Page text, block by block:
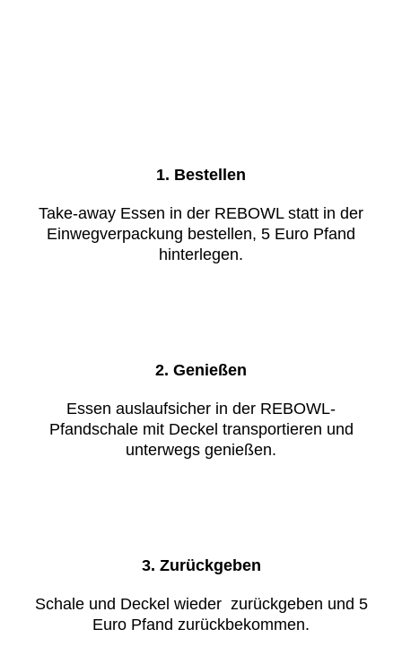
1. Bestellen
Take-away Essen in der REBOWL statt in der
Einweg­verpackung bestellen, 5 Euro Pfand
hinterlegen.
2. Genießen
Essen auslaufsicher in der REBOWL-
Pfandschale mit Deckel transpor­tieren und
unterwegs genießen.
3. Zurückgeben
Schale und Deckel wieder zurückgeben und 5
Euro Pfand zurückbekommen.